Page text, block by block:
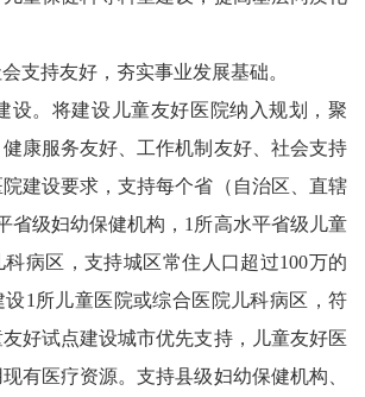
持友好，夯实事业发展基础。
。将建设儿童友好医院纳入规划，聚
康服务友好、工作机制友好、社会支持
建设要求，支持每个省（自治区、直辖
省级妇幼保健机构，1所高水平省级儿童
病区，支持城区常住人口超过100万的
1所儿童医院或综合医院儿科病区，符
好试点建设城市优先支持，儿童友好医
有医疗资源。支持县级妇幼保健机构、